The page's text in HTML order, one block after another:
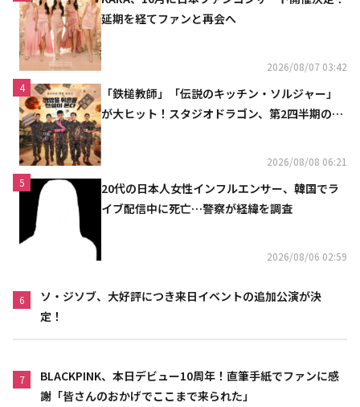
延期を経てファンと再会へ
2026/08/07 03:42
4
「鉄槌教師」「伝説のキッチン・ソルジャー」
が大ヒット！スタジオドラゴン、第2四半期の売
2026/08/08 06:21
5
20代の日本人女性インフルエンサー、韓国でラ
イブ配信中に死亡…警察が経緯を調査
2026/08/06 02:59
6
ソ・ジソブ、大好評につき来日イベントの追加公演が決
定！
7
BLACKPINK、本日デビュー10周年！直筆手紙でファンに感
謝「皆さんのおかげでここまで来られた」